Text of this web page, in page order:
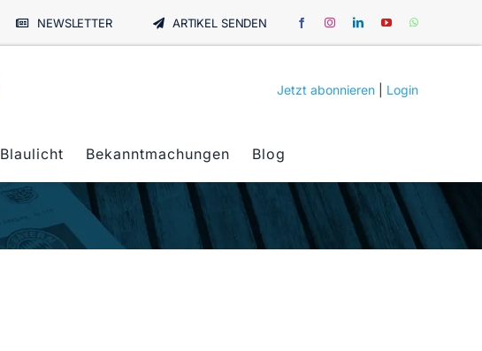
NEWSLETTER ARTIKEL SENDEN
Jetzt abonnieren Login
Blaulicht Bekanntmachungen Blog